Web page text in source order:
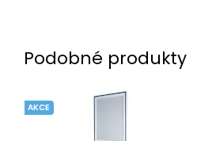
Podobné produkty
AKCE